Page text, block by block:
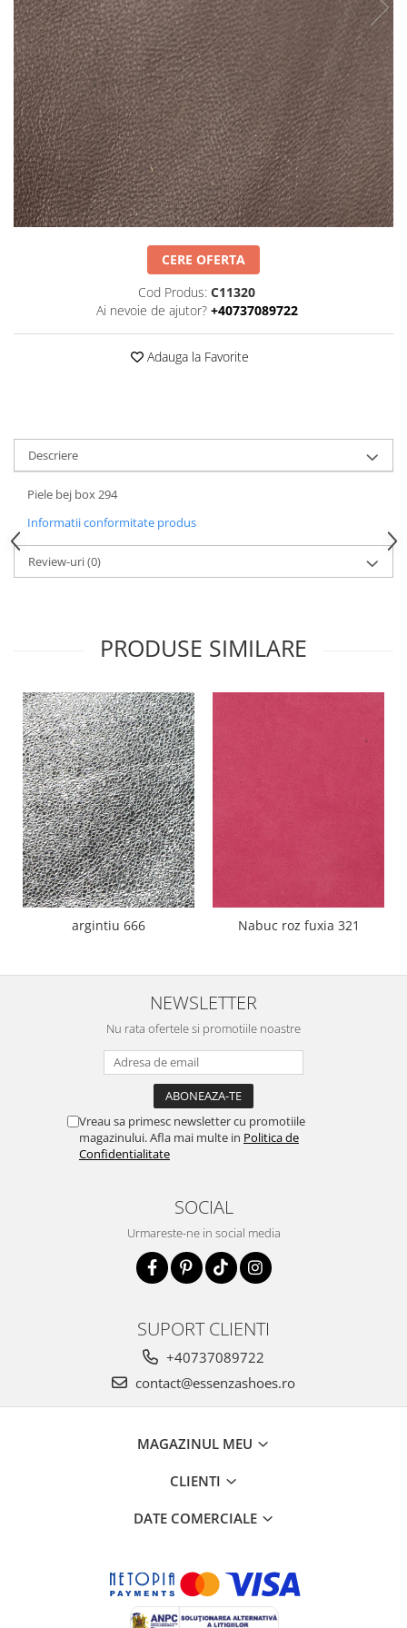
Posete
Rucsac
Plic
Saculet
Borsete
Mov
Visiniu
Maro
Albastru
CERE OFERTA
Cod Produs: C11320
Ai nevoie de ajutor? +40737089722
Adauga la Favorite
Descriere
Piele bej box 294
Informatii conformitate produs
Review-uri(0)
PRODUSE SIMILARE
argintiu 666 Nabuc roz fuxia 321
NEWSLETTER
Nu rata ofertele si promotiile noastre
Vreau sa primesc newsletter cu promotiile
magazinului. Afla mai multe in Politica de
Confidentialitate
SOCIAL
Urmareste-ne in social media
SUPORT CLIENTI
+40737089722
contact@essenzashoes.ro
MAGAZINUL MEU
CLIENTI
DATE COMERCIALE